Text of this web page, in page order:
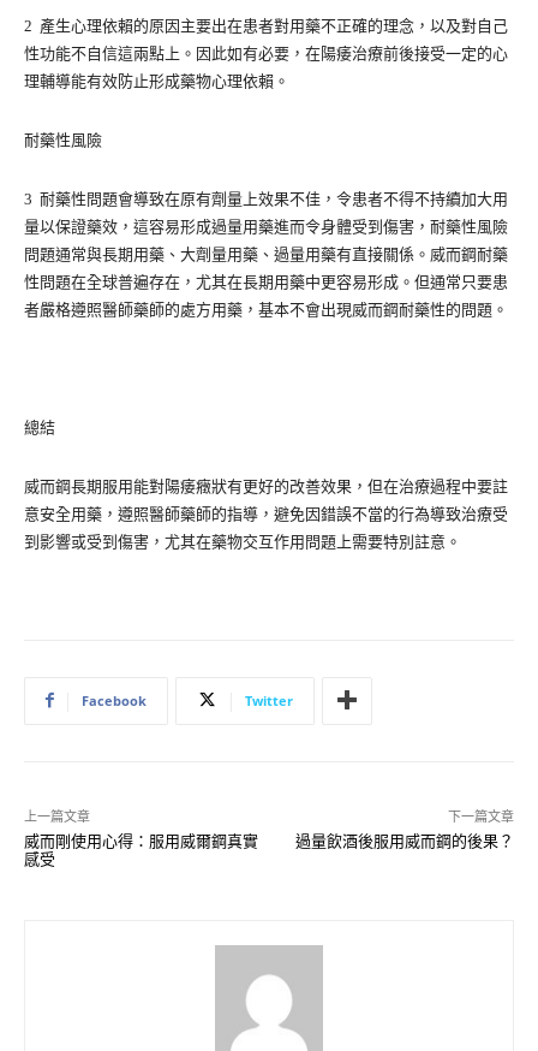
2 產生心理依賴的原因主要出在患者對用藥不正確的理念，以及對自己
性功能不自信這兩點上。因此如有必要，在陽痿治療前後接受一定的心
理輔導能有效防止形成藥物心理依賴。
耐藥性風險
3 耐藥性問題會導致在原有劑量上效果不佳，令患者不得不持續加大用
量以保證藥效，這容易形成過量用藥進而令身體受到傷害，耐藥性風險
問題通常與長期用藥、大劑量用藥、過量用藥有直接關係。威而鋼耐藥
性問題在全球普遍存在，尤其在長期用藥中更容易形成。但通常只要患
者嚴格遵照醫師藥師的處方用藥，基本不會出現威而鋼耐藥性的問題。
總結
威而鋼長期服用能對陽痿癥狀有更好的改善效果，但在治療過程中要註
意安全用藥，遵照醫師藥師的指導，避免因錯誤不當的行為導致治療受
到影響或受到傷害，尤其在藥物交互作用問題上需要特別註意。
Facebook Twitter
上一篇文章
威而剛使用心得：服用威爾鋼真實
感受
下一篇文章
過量飲酒後服用威而鋼的後果？